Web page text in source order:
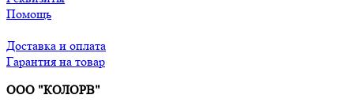
Помощь
Доставка и оплата
Гарантия на товар
ООО "КОЛОРВ"